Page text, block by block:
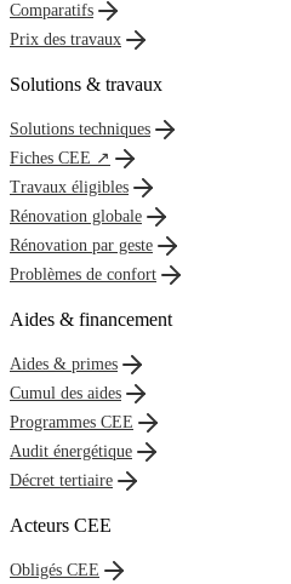
Comparatifs
Prix des travaux
Solutions & travaux
Solutions techniques
Fiches CEE ↗
Travaux éligibles
Rénovation globale
Rénovation par geste
Problèmes de confort
Aides & financement
Aides & primes
Cumul des aides
Programmes CEE
Audit énergétique
Décret tertiaire
Acteurs CEE
Obligés CEE